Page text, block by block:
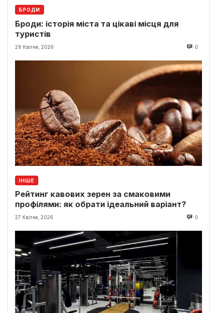
БРОДИ
Броди: історія міста та цікаві місця для
туристів
29 Квітня, 2026 0
ІНШЕ
Рейтинг кавових зерен за смаковими
профілями: як обрати ідеальний варіант?
27 Квітня, 2026 0